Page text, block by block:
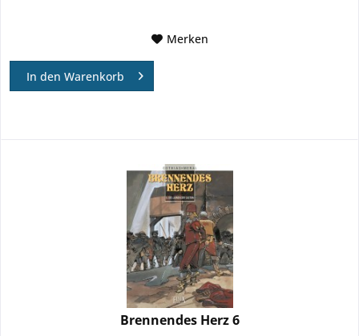
Merken
In den Warenkorb
Brennendes Herz 6